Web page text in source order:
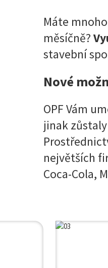
Máte
měsíčně?
stavební
Nové
OPF Vám
jinak
největších
Coca-Cola,